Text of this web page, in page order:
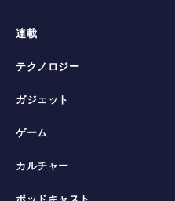
連載
テクノロジー
ガジェット
ゲーム
カルチャー